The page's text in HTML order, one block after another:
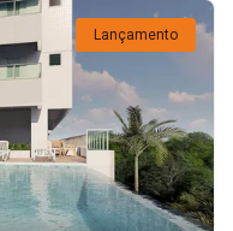
Lançamento